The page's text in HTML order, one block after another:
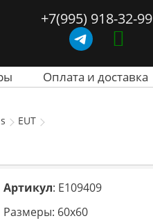
+7(995) 918-32-99
Оплата и доставка
EUT
Артикул: E109409
Размеры: 60х60